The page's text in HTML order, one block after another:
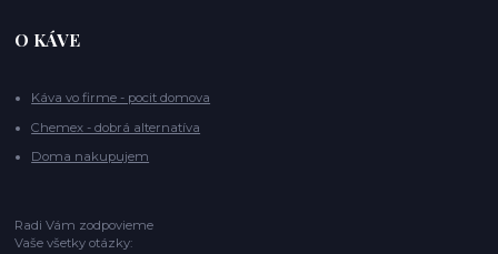
O KÁVE
Káva vo firme - pocit domova
Chemex - dobrá alternatíva
Doma nakupujem
Radi Vám zodpovieme
Vaše všetky otázky: